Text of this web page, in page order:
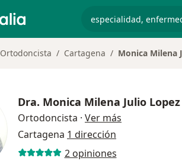
Ortodoncista Cartagena Monica Milena
Dra. Monica Milena Julio Lopez
Ortodoncista · Ver más
Cartagena 1 dirección
2 opiniones